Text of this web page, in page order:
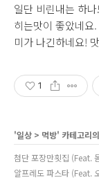
일단 비린내는 하
히는맛이 좋았네요
미가 나긴하네요!
1
'일상 > 먹방' 카테고리
첨단 포장만횟집 (Feat.
알프레도 파스타 (Feat.